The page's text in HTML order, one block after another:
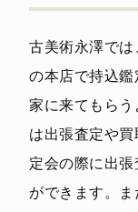
古美術永澤で
の本店で持込
家に来てもら
は出張査定や
定会の際に出
ができます。